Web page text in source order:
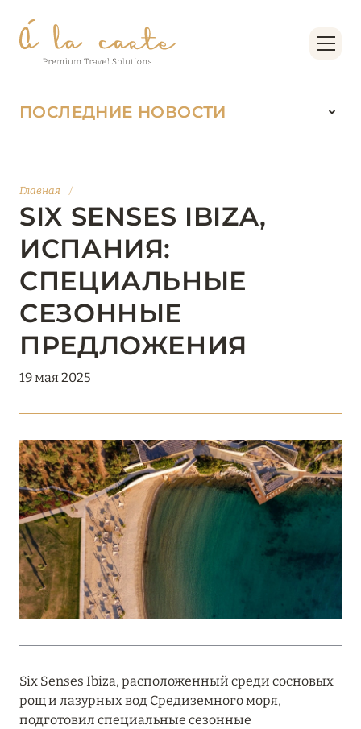
Главная /
SIX SENSES IBIZA,
ИСПАНИЯ:
СПЕЦИАЛЬНЫЕ
СЕЗОННЫЕ
ПРЕДЛОЖЕНИЯ
19 мая 2025
ПОСЛЕДНИЕ НОВОСТИ
БУТИК-КУРОРТЫ МАЛЬДИВСКИХ ОСТРОВОВ
Подробнее
01 июня 2026
JUMEIRAH OLHAHALI ISLAND MALDIVES: ВАШ
ОАЗИС ТЕПЛА И ИЗЫСКАННОСТИ
THE ST. REGIS MALDIVES VOMMULI:
МАНИФЕСТ ЭСТЕТИКИ В САМОМ СЕРДЦЕ
ОКЕАНА
Подробнее
27 апреля 2026
ПОЛНАЯ ПЕРЕЗАГРУЗКА: JUMEIRAH BALI,
ПРЯМОЙ ПЕРЕЛЁТ
20 марта 2026
Six Senses Ibiza, расположенный среди сосновых
рощ и лазурных вод Средиземного моря,
подготовил специальные сезонные